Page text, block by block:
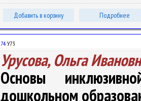
Добавить в корзину Подробнее
74 У73
Урусова, Ольга
Основы
дошкольном